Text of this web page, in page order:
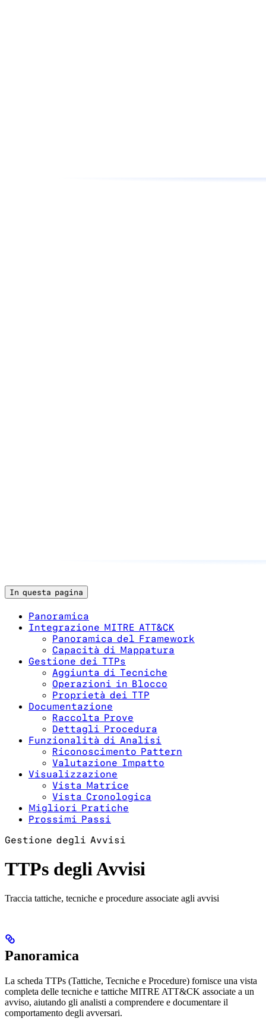
In questa pagina
Panoramica
Integrazione MITRE ATT&CK
Panoramica del Framework
Capacità di Mappatura
Gestione dei TTPs
Aggiunta di Tecniche
Operazioni in Blocco
Proprietà dei TTP
Documentazione
Raccolta Prove
Dettagli Procedura
Funzionalità di Analisi
Riconoscimento Pattern
Valutazione Impatto
Visualizzazione
Vista Matrice
Vista Cronologica
Migliori Pratiche
Prossimi Passi
Gestione degli Avvisi
TTPs degli Avvisi
Traccia tattiche, tecniche e procedure associate agli avvisi
Panoramica
La scheda TTPs (Tattiche, Tecniche e Procedure) fornisce una vista
completa delle tecniche e tattiche MITRE ATT&CK associate a un
avviso, aiutando gli analisti a comprendere e documentare il
comportamento degli avversari.